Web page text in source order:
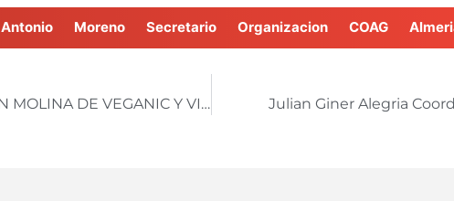
Antonio Moreno Secretario Organizacion COAG
BAJO PLÁSTICO 223/10 DE JULIO FRAN MOLINA DE VEGANIC Y VICENTE VERDE DE GRUPO AGROINVER Julian Giner Alegria